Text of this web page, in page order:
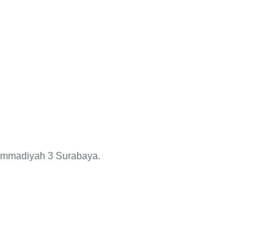
3 Surabaya.